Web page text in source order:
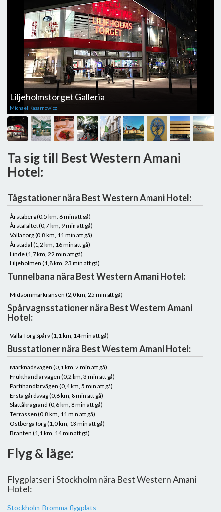
Liljeholmstorget Galleria
Michael Kazarnowicz
Ta sig till Best Western Amani
Hotel:
Tågstationer nära Best Western Amani Hotel:
Årstaberg (0,5 km, 6 min att gå)
Årstafältet (0,7 km, 9 min att gå)
Valla torg (0,8 km, 11 min att gå)
Årstadal (1,2 km, 16 min att gå)
Linde (1,7 km, 22 min att gå)
Liljeholmen (1,8 km, 23 min att gå)
Tunnelbana nära Best Western Amani Hotel:
Midsommarkransen (2,0 km, 25 min att gå)
Spårvagnsstationer nära Best Western Amani
Hotel:
Valla Torg Spårv (1,1 km, 14 min att gå)
Busstationer nära Best Western Amani Hotel:
Marknadsvägen (0,1 km, 2 min att gå)
Frukthandlarvägen (0,2 km, 3 min att gå)
Partihandlarvägen (0,4 km, 5 min att gå)
Ersta gårdsväg (0,6 km, 8 min att gå)
Slättåkragränd (0,6 km, 8 min att gå)
Terrassen (0,8 km, 11 min att gå)
Östberga torg (1,0 km, 13 min att gå)
Branten (1,1 km, 14 min att gå)
Flyg & läge:
Flygplatser i Stockholm nära Best Western Amani
Hotel:
Stockholm-Bromma flygplats